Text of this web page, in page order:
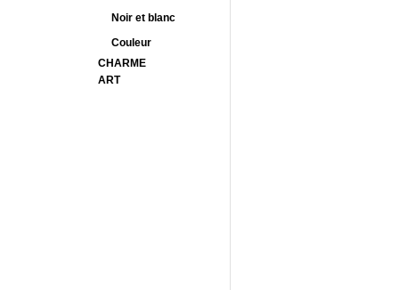
Noir et blanc
Couleur
CHARME
ART